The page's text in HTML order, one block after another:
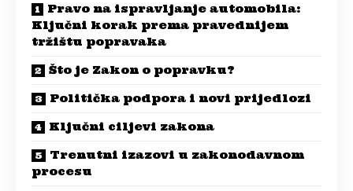
Pravo na ispravljanje automobila:
Ključni korak prema pravednijem
tržištu popravaka
Što je Zakon o popravku?
Politička podpora i novi prijedlozi
Ključni ciljevi zakona
Trenutni izazovi u zakonodavnom
procesu